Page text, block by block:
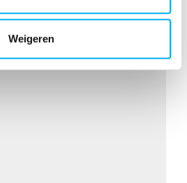
Weigeren